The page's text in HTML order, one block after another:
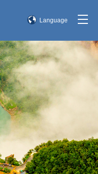
Language
English
한국어
日本語